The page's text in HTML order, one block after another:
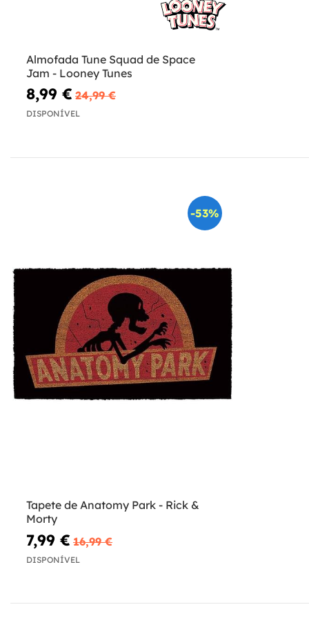
Almofada Tune Squad de Space
Jam - Looney Tunes
8,99 € 24,99 €
DISPONÍVEL
-53%
Tapete de Anatomy Park - Rick &
Morty
7,99 € 16,99 €
DISPONÍVEL